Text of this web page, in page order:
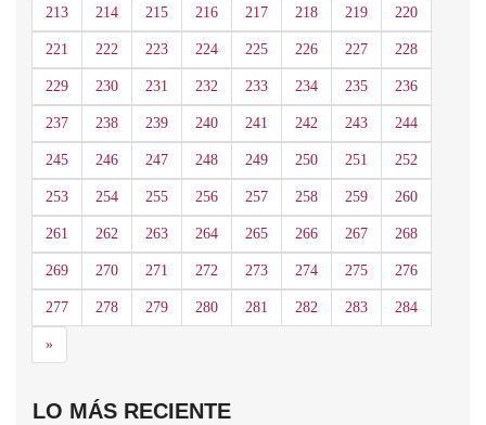
213 214 215 216 217 218 219 220
221 222 223 224 225 226 227 228
229 230 231 232 233 234 235 236
237 238 239 240 241 242 243 244
245 246 247 248 249 250 251 252
253 254 255 256 257 258 259 260
261 262 263 264 265 266 267 268
269 270 271 272 273 274 275 276
277 278 279 280 281 282 283 284
»Siguiente
LO MÁS RECIENTE